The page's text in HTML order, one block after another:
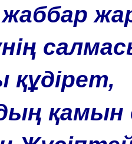
қамын